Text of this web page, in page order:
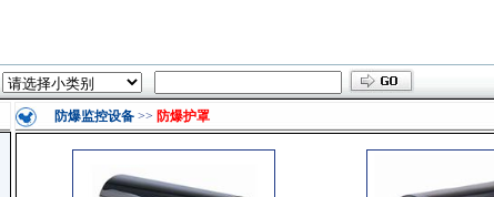
防爆监控设备 >> 防爆护罩